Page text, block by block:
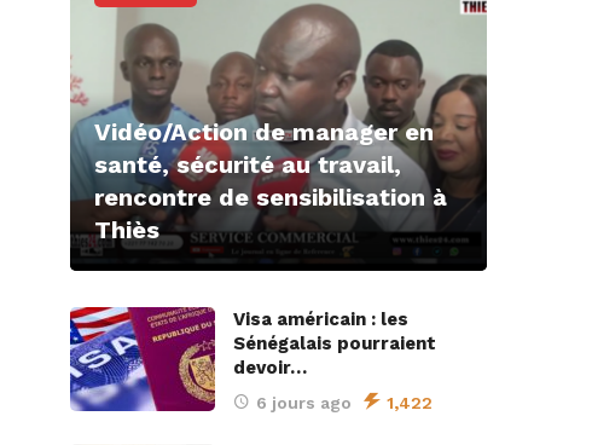
Vidéo/Action de manager en
santé, sécurité au travail,
rencontre de sensibilisation à
Thiès
Visa américain : les
Sénégalais pourraient
devoir…
6 jours ago 1,422